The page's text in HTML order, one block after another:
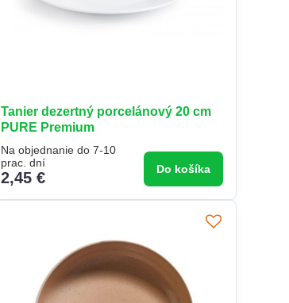
Tanier dezertný porcelánový 20 cm
PURE Premium
Na objednanie do 7-10
prac. dní
2,45 € Do košíka